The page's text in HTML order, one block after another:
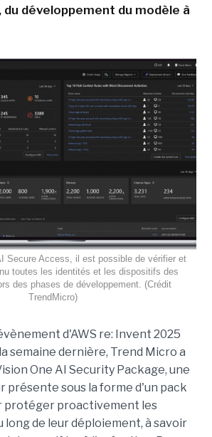
du développement du modèle à
Secure Access, il est possible de vérifier et
toutes les identités et les dispositifs des
des phases de développement. (Crédit
TrendMicro)
d'AWS re: Invent 2025
semaine dernière, Trend Micro a
One AI Security Package, une
présente sous la forme d'un pack
protéger proactivement les
long de leur déploiement, à savoir